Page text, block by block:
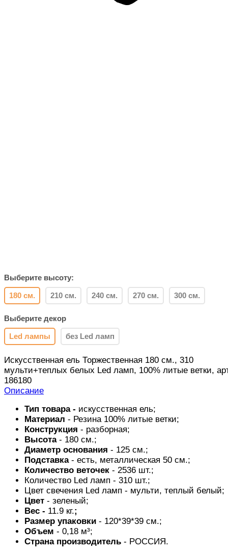
Выберите высоту:
180 см. 210 см. 240 см. 270 см. 300 см.
Выберите декор
Led лампы без Led ламп
Искусственная ель Торжественная 180 см., 310
мульти+теплых белых Led ламп, 100% литые ветки,
186180
Описание
Тип товара - искусственная ель;
Материал - Резина 100% литые ветки;
Конструкция - разборная;
Высота- 180 см.;
Диаметр основания - 125 см.;
Подставка- есть, металлическая 50 см.;
Количество веточек - 2536 шт.;
Количество Led ламп - 310 шт.;
Цвет свечения Led ламп - мульти, теплый белый;
Цвет - зеленый;
Вес - 11.9 кг.;
Размер упаковки - 120*39*39 см.;
Объем - 0,18 м³;
Страна производитель - РОССИЯ.